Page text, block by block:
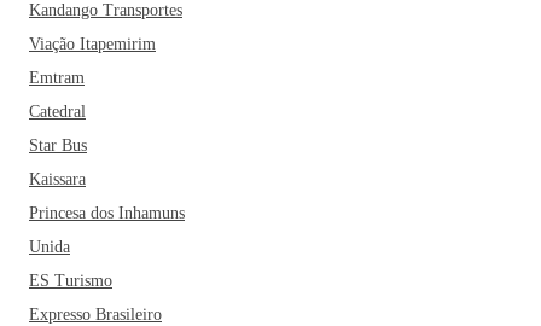
Kandango Transportes
Viação Itapemirim
Emtram
Catedral
Star Bus
Kaissara
Princesa dos Inhamuns
Unida
ES Turismo
Expresso Brasileiro